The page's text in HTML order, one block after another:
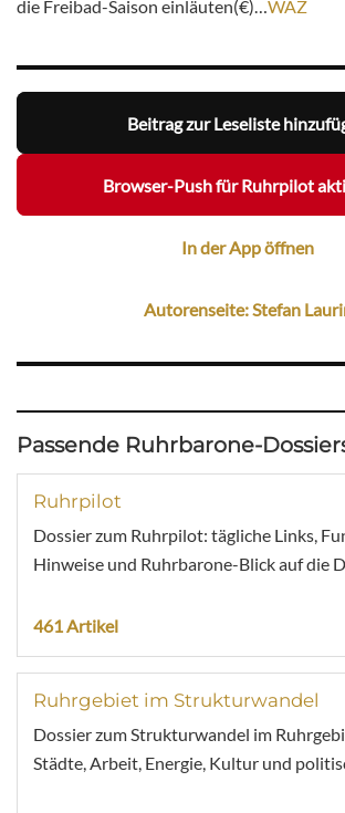
die Freibad-Saison einläuten(€)…WAZ
Beitrag zur Leseliste
Browser-Push für Ruhrpilot
In der App öffnen
Autorenseite: Stefan
Passende Ruhrbarone-
Ruhrpilot
Dossier zum Ruhrpilot: tägliche Links,
Hinweise und Ruhrbarone-Blick auf die
461 Artikel
Ruhrgebiet im Strukturwandel
Dossier zum Strukturwandel im
Städte, Arbeit, Energie, Kultur und